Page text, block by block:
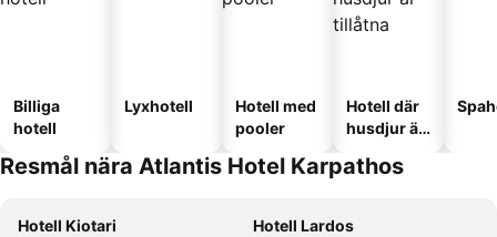
Billiga
hotell
Lyxhotell
Hotell med
pooler
Hotell där
husdjur är
Resmål nära Atlantis Hotel Karpathos
Hotell Kiotari
Hotell Lardos